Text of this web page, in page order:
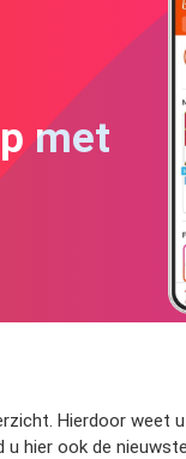
met
Hierdoor
hier ook de